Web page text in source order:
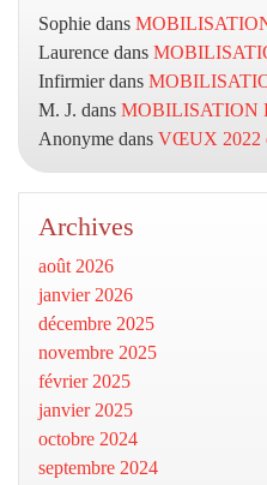
Sophie dans
Laurence dans
Infirmierdans
M. J. dans MOBILISATION
Anonyme dans VŒUX 2022
Archives
août 2026
janvier 2026
décembre 2025
novembre 2025
février 2025
janvier 2025
octobre 2024
septembre 2024